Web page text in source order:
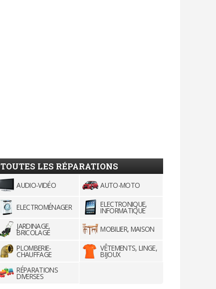
TOUTES LES RÉPARATIONS
AUDIO-VIDÉO AUTO-MOTO
ELECTROMÉNAGER ELECTRONIQUE,
INFORMATIQUE
JARDINAGE,
BRICOLAGE
MOBILIER, MAISON
PLOMBERIE-
CHAUFFAGE
VÊTEMENTS, LINGE,
BIJOUX
RÉPARATIONS
DIVERSES